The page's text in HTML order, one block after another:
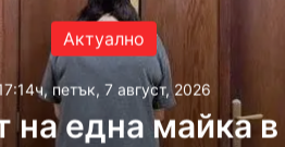
Актуално
петък, 7 август, 2026
на една майка